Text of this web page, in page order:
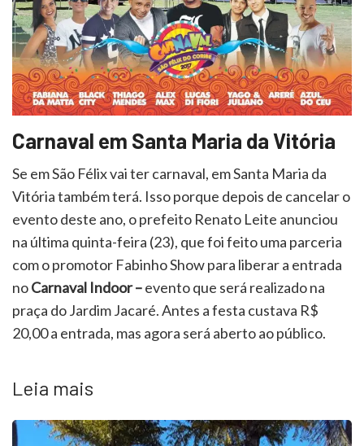
Carnaval em Santa Maria da Vitória
Se em São Félix vai ter carnaval, em Santa Maria da
Vitória também terá. Isso porque depois de cancelar o
evento deste ano, o prefeito Renato Leite anunciou
na última quinta-feira (23), que foi feito uma parceria
com o promotor Fabinho Show para liberar a entrada
noCarnaval Indoor –evento que será realizado na
praça do Jardim Jacaré. Antes a festa custava R$
20,00 a entrada, mas agora será aberto ao público.
Leia mais